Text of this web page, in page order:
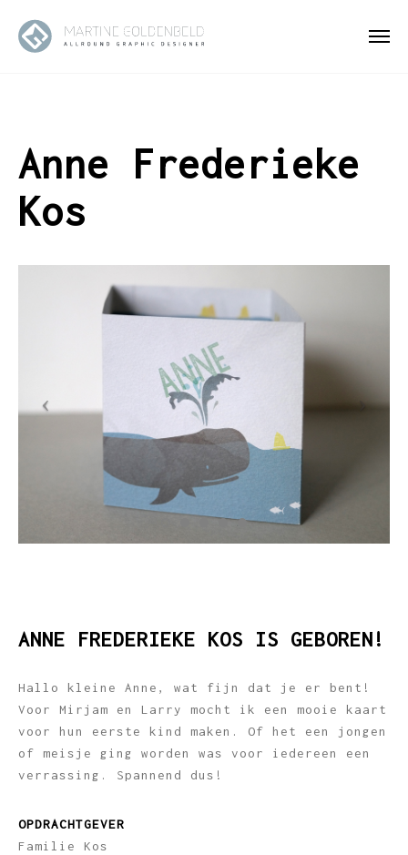
Anne Frederieke
Kos
ANNE FREDERIEKE KOS IS GEBOREN!
Hallo kleine Anne, wat fijn dat je er bent!
Voor Mirjam en Larry mocht ik een mooie kaart
voor hun eerste kind maken. Of het een jongen
of meisje ging worden was voor iedereen een
verrassing. Spannend dus!
OPDRACHTGEVER
Familie Kos